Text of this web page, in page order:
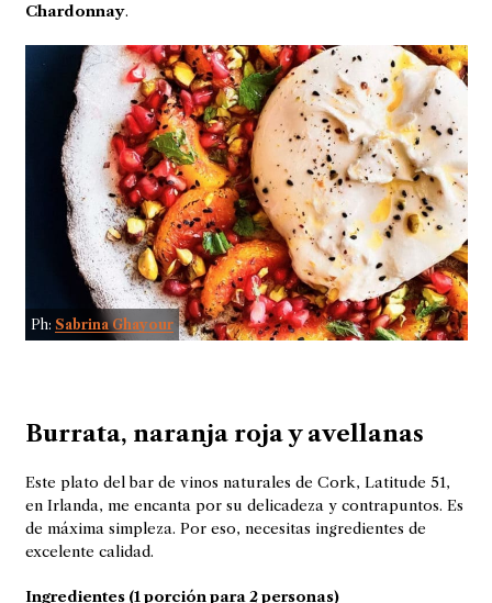
Chardonnay.
Ph: Sabrina Ghayour
Burrata, naranja roja y avellanas
Este plato del bar de vinos naturales de Cork, Latitude 51,
en Irlanda, me encanta por su delicadeza y contrapuntos. Es
de máxima simpleza. Por eso, necesitas ingredientes de
excelente calidad.
Ingredientes (1 porción para 2 personas)